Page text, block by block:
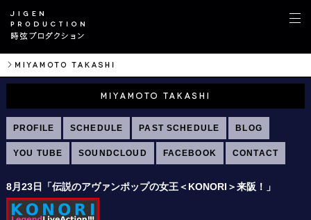
PROFILE SCHEDULE PAST SCHEDULE BLOG
YOU TUBE SOUNDCLOUD FACEBOOK CONTACT
8月23日「伝説のアヴァンポップの女王＜KONORI＞来阪！」